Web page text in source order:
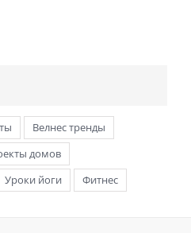
Велнес тренды
домов
Уроки йоги Фитнес